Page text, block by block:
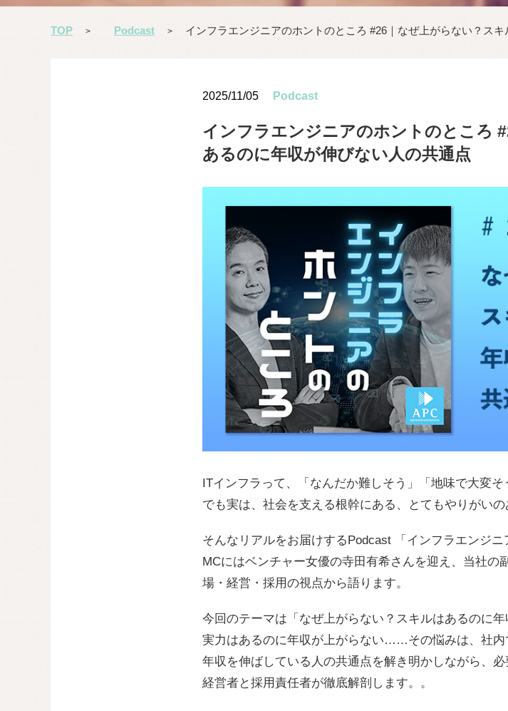
TOP > Podcast > インフラエンジニアのホントのところ #26｜なぜ上がらない？ス
2025/11/05 Podcast
インフラエンジニアのホントのところ
あるのに年収が伸びない人の共通点
ITインフラって、「なんだか難しそう」「地味で大変そ
でも実は、社会を支える根幹にある、とてもやりがいの
そんなリアルをお届けするPodcast 「インフラエンジニ
MCにはベンチャー女優の寺田有希さんを迎え、当社
場・経営・採用の視点から語ります。
今回のテーマは「なぜ上がらない？スキルはあるのに年
実力はあるのに年収が上がらない……その悩みは、社内
年収を伸ばしている人の共通点を解き明かしながら、
経営者と採用責任者が徹底解剖します。。